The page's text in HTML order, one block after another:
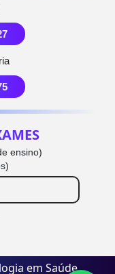
ensino)
em Saúde